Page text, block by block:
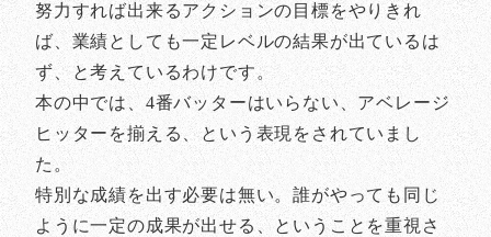
努力すれば出来るアクションの目標をやりきれ
ば、業績としても一定レベルの結果が出ているは
ず、と考えているわけです。
本の中では、4番バッターはいらない、アベレージ
ヒッターを揃える、という表現をされていまし
た。
特別な成績を出す必要は無い。誰がやっても同じ
ように一定の成果が出せる、ということを重視さ